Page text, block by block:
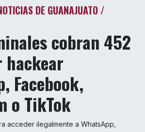
DE GUANAJUATO /
cobran 452
hackear
Facebook,
o TikTok
acceder ilegalmente a WhatsApp,